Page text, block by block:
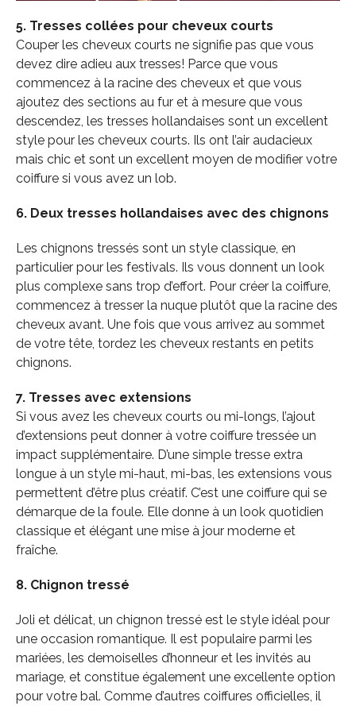
5. Tresses collées pour cheveux courts
Couper les cheveux courts ne signifie pas que vous
devez dire adieu aux tresses! Parce que vous
commencez à la racine des cheveux et que vous
ajoutez des sections au fur et à mesure que vous
descendez, les tresses hollandaises sont un excellent
style pour les cheveux courts. Ils ont l’air audacieux
mais chic et sont un excellent moyen de modifier votre
coiffure si vous avez un lob.
6. Deux tresses hollandaises avec des chignons
Les chignons tressés sont un style classique, en
particulier pour les festivals. Ils vous donnent un look
plus complexe sans trop d’effort. Pour créer la coiffure,
commencez à tresser la nuque plutôt que la racine des
cheveux avant. Une fois que vous arrivez au sommet
de votre tête, tordez les cheveux restants en petits
chignons.
7. Tresses avec extensions
Si vous avez les cheveux courts ou mi-longs, l’ajout
d’extensions peut donner à votre coiffure tressée un
impact supplémentaire. D’une simple tresse extra
longue à un style mi-haut, mi-bas, les extensions vous
permettent d’être plus créatif. C’est une coiffure qui se
démarque de la foule. Elle donne à un look quotidien
classique et élégant une mise à jour moderne et
fraîche.
8. Chignon tressé
Joli et délicat, un chignon tressé est le style idéal pour
une occasion romantique. Il est populaire parmi les
mariées, les demoiselles d’honneur et les invités au
mariage, et constitue également une excellente option
pour votre bal. Comme d’autres coiffures officielles, il